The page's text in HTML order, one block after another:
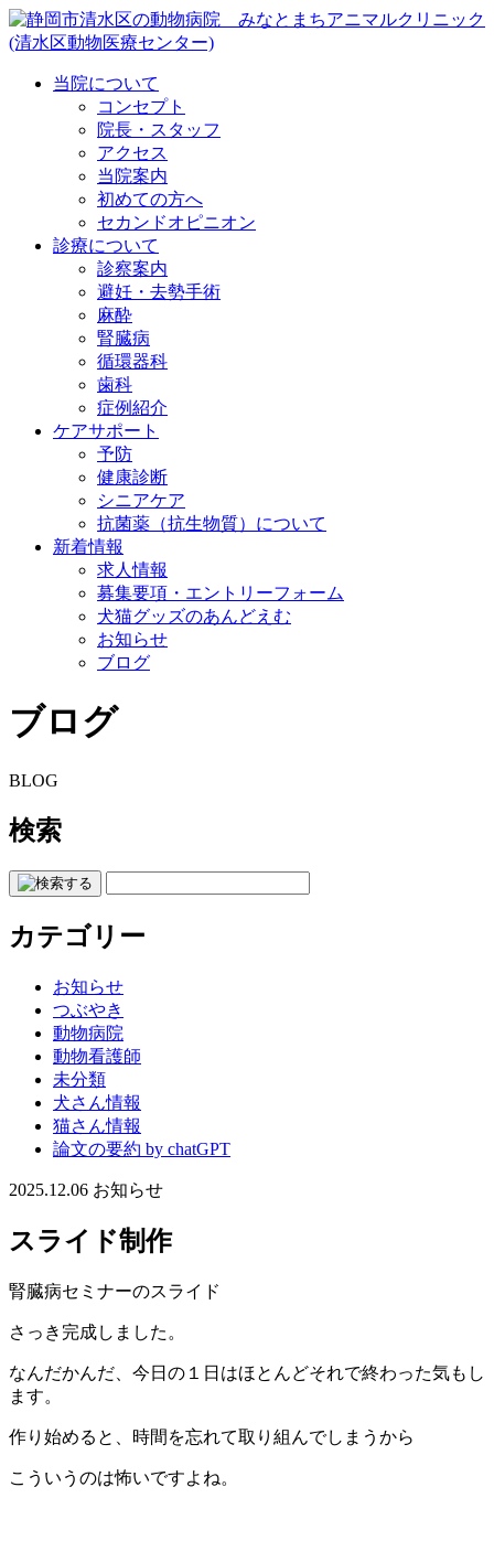
当院について
コンセプト
院長・スタッフ
アクセス
当院案内
初めての方へ
セカンドオピニオン
診療について
診察案内
避妊・去勢手術
麻酔
腎臓病
循環器科
歯科
症例紹介
ケアサポート
予防
健康診断
シニアケア
抗菌薬（抗生物質）について
新着情報
求人情報
募集要項・エントリーフォーム
犬猫グッズのあんどえむ
お知らせ
ブログ
ブログ
BLOG
検索
カテゴリー
お知らせ
つぶやき
動物病院
動物看護師
未分類
犬さん情報
猫さん情報
論文の要約 by chatGPT
2025.12.06 お知らせ
スライド制作
腎臓病セミナーのスライド
さっき完成しました。
なんだかんだ、今日の１日はほとんどそれで終わった気もし
ます。
作り始めると、時間を忘れて取り組んでしまうから
こういうのは怖いですよね。